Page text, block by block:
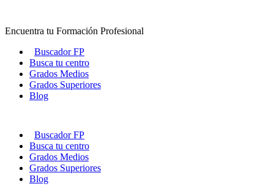
contenido
Encuentra tu Formación Profesional
Buscador FP
Busca tu centro
Grados Medios
Grados Superiores
Blog
Buscador FP
Busca tu centro
Grados Medios
Grados Superiores
Blog